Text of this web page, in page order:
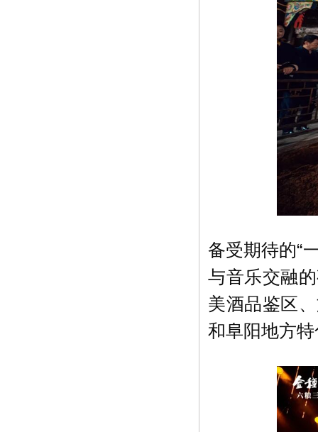
备受期待的“
与音乐交融
美酒品鉴区
和阜阳地方